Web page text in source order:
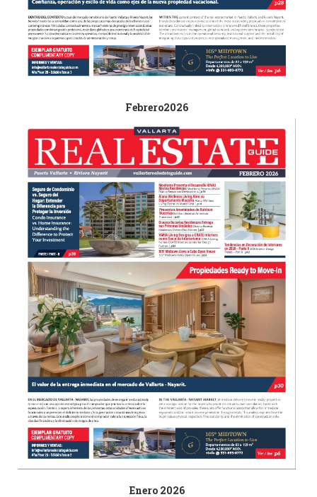
Febrero2026
Enero 2026